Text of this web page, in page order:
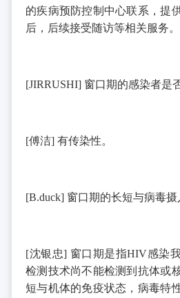
的疾病预防控制中心联系，提
后，后续接受随访等相关服务。
[JIRRUSHI] 窗口期的感染者是
[傅洁] 有传染性。
[B.duck] 窗口期的长短与病毒摄
[沈银忠] 窗口期是指HIV感染
检测技术尚不能检测到抗体或
短与机体的免疫状态，病毒特